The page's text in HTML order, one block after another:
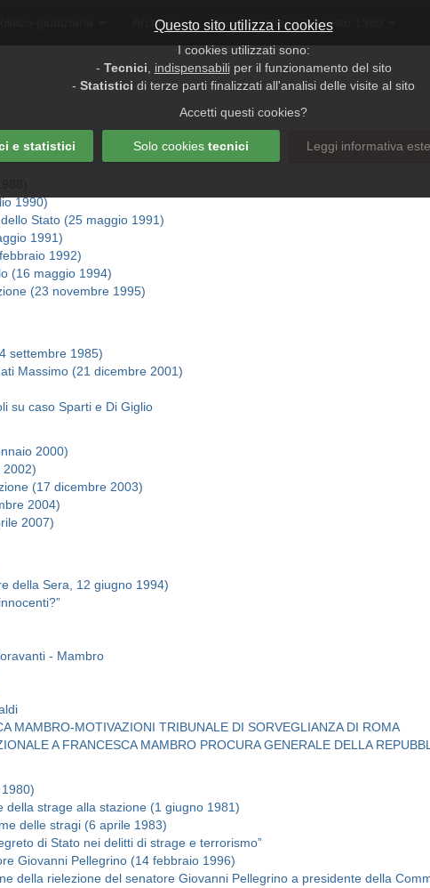
Archivio L'associazione 2 Agosto 1980
1990)
Stato (25 maggio 1991)
1991)
1992)
(16 maggio 1994)
(23 novembre 1995)
settembre 1985)
Massimo (21 dicembre 2001)
su caso Sparti e Di Giglio
2000)
2002)
(17 dicembre 2003)
2004)
2007)
della Sera, 12 giugno 1994)
- Mambro
MAMBRO-MOTIVAZIONI TRIBUNALE DI SORVEGLIANZA DI ROMA
A FRANCESCA MAMBRO PROCURA GENERALE DELLA
della strage alla stazione (1 giugno 1981)
delle stragi (6 aprile 1983)
di Stato nei delitti di strage e terrorismo”
Giovanni Pellegrino (14 febbraio 1996)
della rielezione del senatore Giovanni Pellegrino a presidente della
Questo sito utilizza i cookies
I cookies utilizzati sono:
- Tecnici indispensabiliper il funzionamento del sito
- Statistici di terze parti finalizzati all'analisi delle visite al sito
Accetti questi cookies?
e statistici Solo cookies tecnici Leggi informativa